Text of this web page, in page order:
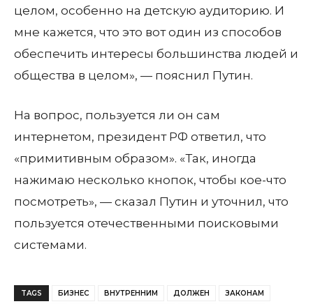
целом, особенно на детскую аудиторию. И
мне кажется, что это вот один из способов
обеспечить интересы большинства людей и
общества в целом», — пояснил Путин.
На вопрос, пользуется ли он сам
интернетом, президент РФ ответил, что
«примитивным образом». «Так, иногда
нажимаю несколько кнопок, чтобы кое-что
посмотреть», — сказал Путин и уточнил, что
пользуется отечественными поисковыми
системами.
TAGS БИЗНЕС ВНУТРЕННИМ ДОЛЖЕН ЗАКОНАМ